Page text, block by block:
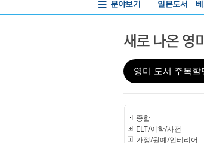
분야보기 일본도서
새로 나온 영
영미 도서 주목할
종합
ELT/어학/사전
가정/원예/인테리어